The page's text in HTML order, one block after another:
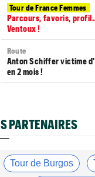
Tour de France Femmes
Parcours, favoris,
Ventoux !
Route
Anton Schiffer victime
en 2 mois !
Tour de France Femmes
Tour d'Espagne
PARTENAIRES
Tour de Burgos